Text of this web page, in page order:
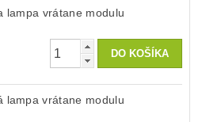
lampa vrátane modulu
lampa vrátane modulu